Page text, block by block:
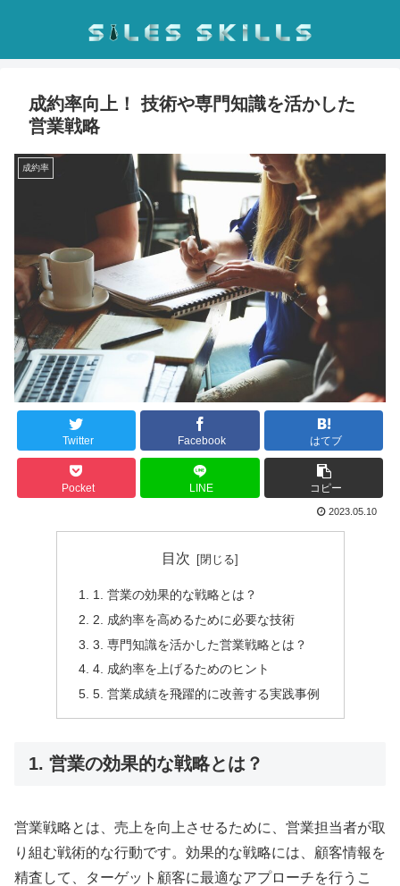
成約率向上！ 技術や専門知識を活かした
営業戦略
成約率
Twitter Facebook はてブ
Pocket LINE コピー
2023.05.10
目次
1. 営業の効果的な戦略とは？
2. 成約率を高めるために必要な技術
3. 専門知識を活かした営業戦略とは？
4. 成約率を上げるためのヒント
5. 営業成績を飛躍的に改善する実践事例
1. 営業の効果的な戦略とは？
営業戦略とは、売上を向上させるために、営業担当者が取
り組む戦術的な行動です。効果的な戦略には、顧客情報を
精査して、ターゲット顧客に最適なアプローチを行うこ